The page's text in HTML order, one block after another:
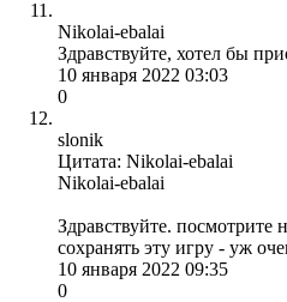
Nikolai-ebalai
Здравствуйте, хотел бы
10 января 2022 03:03
0
slonik
Цитата: Nikolai-ebalai
Nikolai-ebalai
Здравствуйте. посмотрите
сохранять эту игру - уж
10 января 2022 09:35
0